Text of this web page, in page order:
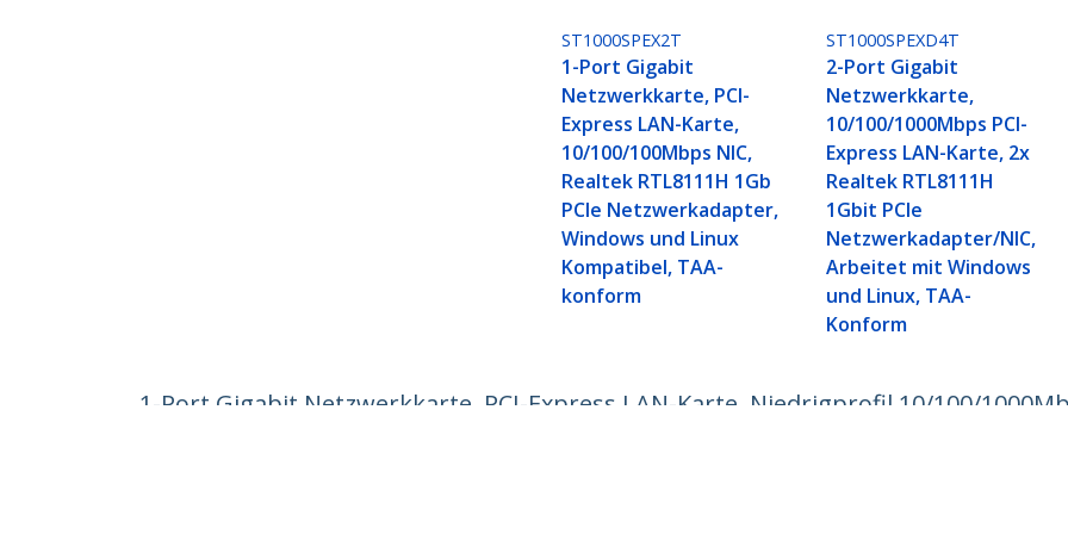
ST1000SPEX2T
1-Port Gigabit
Netzwerkkarte, PCI-
Express LAN-Karte,
10/100/100Mbps NIC,
Realtek RTL8111H 1Gb
PCIe Netzwerkadapter,
Windows und Linux
Kompatibel, TAA-
konform
ST1000SPEXD4T
2-Port Gigabit
Netzwerkkarte,
10/100/1000Mbps PCI-
Express LAN-Karte, 2x
Realtek RTL8111H
1Gbit PCIe
Netzwerkadapter/NIC,
Arbeitet mit Windows
und Linux, TAA-
Konform
1-Port Gigabit Netzwerkkarte, PCI-Express LAN-Karte, Niedrigprofil 10/100/